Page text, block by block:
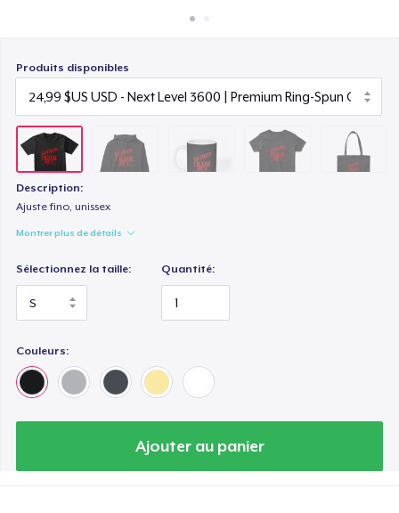
Produits disponibles
Description:
Ajuste fino, unissex
Montrer plus de détails
Sélectionnez la taille: Quantité:
Couleurs:
Ajouter au panier